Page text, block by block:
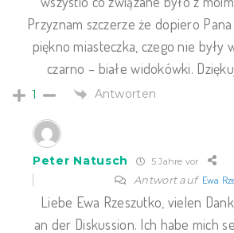
Przyznam szczerze że dopiero
piękno miasteczka, czego nie były
czarno – białe widokówki.
1 Antworten
Peter Natusch 5 Jahre vor
Antwort auf Ewa
Liebe Ewa Rzeszutko, vielen
an der Diskussion. Ich habe mich